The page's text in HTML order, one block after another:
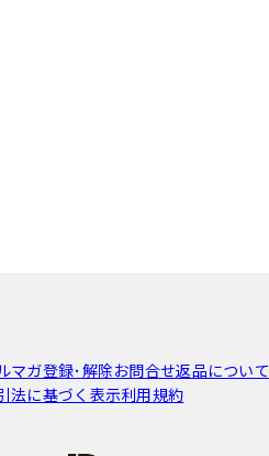
マガ登録･解除お問合せ返品について
法に基づく表示利用規約